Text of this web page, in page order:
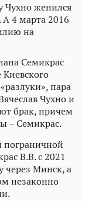
Чухно женился
А 4 марта 2016
на
Семикрас
Киевского
пара
Чухно и
брак, причем
– Семикрас.
пограничной
В.В. с 2021
через Минск, а
незаконно